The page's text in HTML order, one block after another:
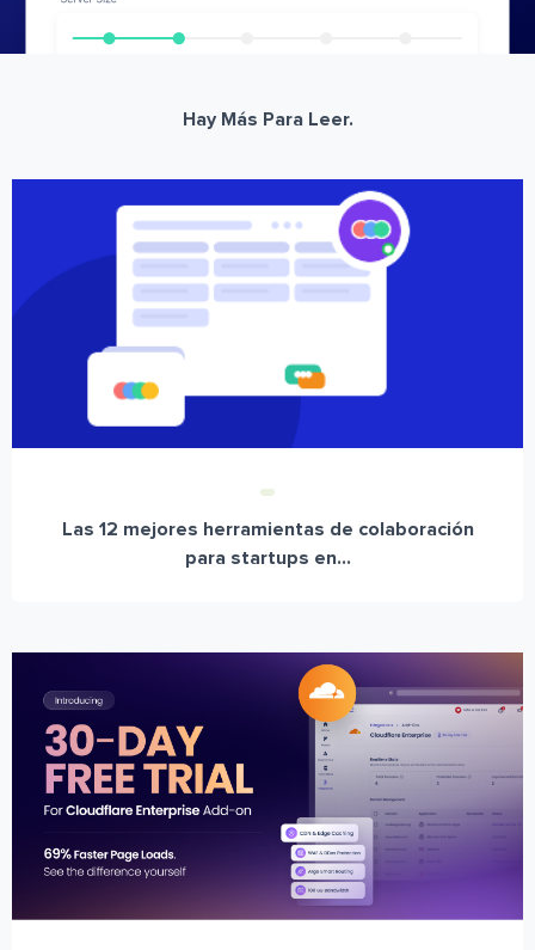
Hay Más Para Leer.
Las 12 mejores herramientas de colaboración
para startups en...